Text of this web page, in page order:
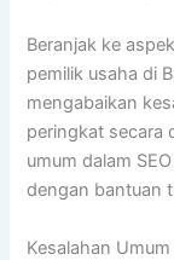
Beranjak ke
pemilik usaha di
mengabaikan
peringkat secara
umum dalam
dengan bantuan
Kesalahan